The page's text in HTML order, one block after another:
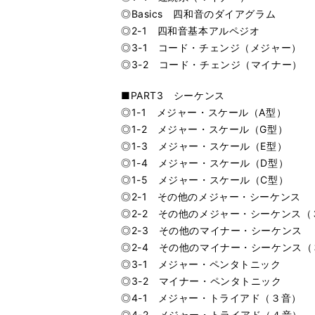
◎Basics 四和音のダイアグラム
◎2-1 四和音基本アルペジオ
◎3-1 コード・チェンジ（メジャー）
◎3-2 コード・チェンジ（マイナー）
■PART3 シーケンス
◎1-1 メジャー・スケール（A型）
◎1-2 メジャー・スケール（G型）
◎1-3 メジャー・スケール（E型）
◎1-4 メジャー・スケール（D型）
◎1-5 メジャー・スケール（C型）
◎2-1 その他のメジャー・シーケンス
◎2-2 その他のメジャー・シーケンス（
◎2-3 その他のマイナー・シーケンス
◎2-4 その他のマイナー・シーケンス（
◎3-1 メジャー・ペンタトニック
◎3-2 マイナー・ペンタトニック
◎4-1 メジャー・トライアド（３音）